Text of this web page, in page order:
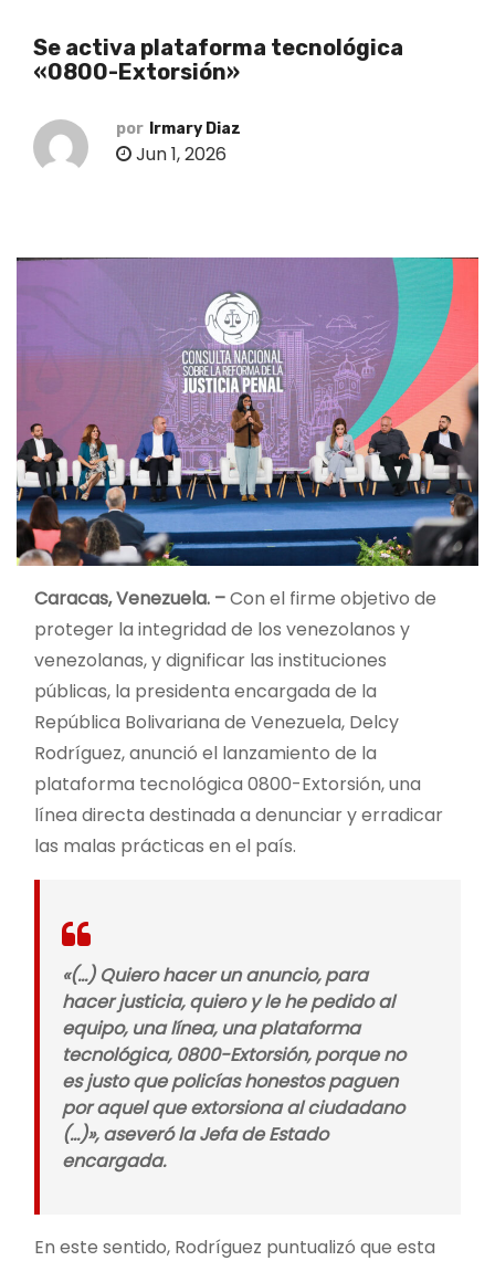
Se activa plataforma tecnológica
«0800-Extorsión»
por Irmary Diaz
Jun 1, 2026
Caracas, Venezuela. –Con el firme objetivo de
proteger la integridad de los venezolanos y
venezolanas, y dignificar las instituciones
públicas, la presidenta encargada de la
República Bolivariana de Venezuela, Delcy
Rodríguez, anunció el lanzamiento de la
plataforma tecnológica 0800-Extorsión, una
línea directa destinada a denunciar y erradicar
las malas prácticas en el país.
«(…) Quiero hacer un anuncio, para
hacer justicia, quiero y le he pedido al
equipo, una línea, una plataforma
tecnológica, 0800-Extorsión, porque no
es justo que policías honestos paguen
por aquel que extorsiona al ciudadano
(…)», aseveró la Jefa de Estado
encargada.
En este sentido, Rodríguez puntualizó que esta